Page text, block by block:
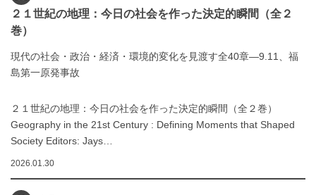
２１世紀の地理：今日の社会を作った決定的瞬間（全２
巻）
現代の社会・政治・経済・環境的変化を見渡す全40章―9.11、福
島第一原発事故
２１世紀の地理：今日の社会を作った決定的瞬間（全２巻）
Geography in the 21st Century : Defining Moments that Shaped
Society Editors: Jays…
2026.01.30